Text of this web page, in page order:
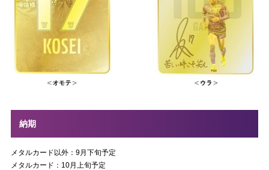
納期
メタルカード以外：9月下旬予定
メタルカード：10月上旬予定